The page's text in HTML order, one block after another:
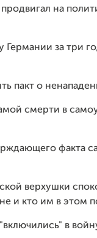
продвигал на
за три
пакт о
смерти в
факта
верхушки
и кто им в этом
в